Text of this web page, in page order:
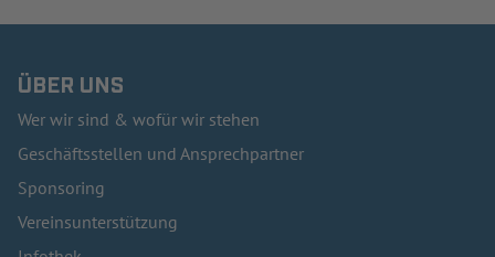
ÜBER UNS
Wer wir sind & wofür wir stehen
Geschäftsstellen und Ansprechpartner
Sponsoring
Vereinsunterstützung